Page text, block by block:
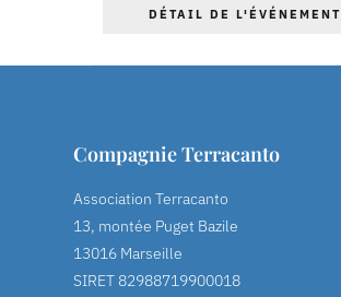
DÉTAIL DE L'ÉVÉNEMENT
Compagnie Terracanto
Association Terracanto
13, montée Puget Bazile
13016 Marseille
SIRET 82988719900018